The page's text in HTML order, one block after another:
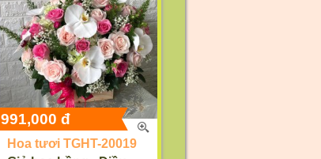
Hoa tươi TGHT-20019
991,000 đ